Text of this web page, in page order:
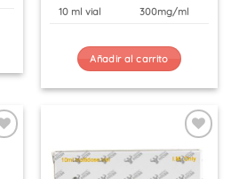
10 ml vial
300mg/ml
Añadir al carrito